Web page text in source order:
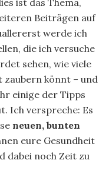
ist das Thema,
Beiträgen auf
werde ich
die ich versuche
sehen, wie viele
zaubern könnt – und
einige der Tipps
Ich verspreche: Es
neuen, bunten
eure Gesundheit
dabei noch Zeit zu